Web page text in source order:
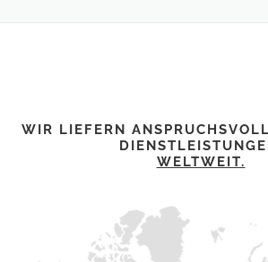
WIR LIEFERN
WELTWEIT.